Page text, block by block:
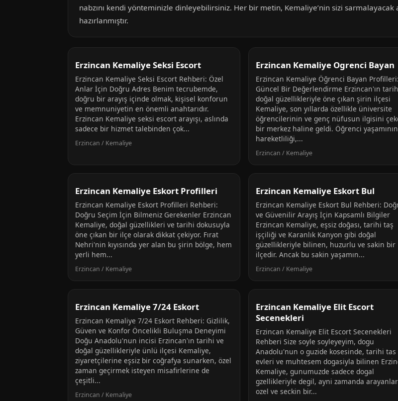
nabzını kendi yönteminizle dinleyebilirsiniz. Her bir metin, Kemaliye’nin sizi
hazırlanmıştır.
Erzincan Kemaliye Seksi Escort
Erzincan Kemaliye Seksi Escort Rehberi: Özel
Anlar İçin Doğru Adres Benim tecrubemde,
doğru bir arayış içinde olmak, kişisel konforun
ve memnuniyetin en önemli anahtarıdır.
Erzincan Kemaliye seksi escort arayışı, aslında
sadece bir hizmet talebinden çok...
Erzincan / Kemaliye
Erzincan Kemaliye Ogrenci Bayan
Erzincan Kemaliye Öğrenci Bayan Profilleri:
Güncel Bir Değerlendirme Erzincan'ın
doğal güzellikleriyle öne çıkan şirin ilçesi
Kemaliye, son yıllarda özellikle üniversite
öğrencilerinin ve genç nüfusun ilgisini
bir merkez haline geldi. Öğrenci yaşamının
hareketliliği,...
Erzincan / Kemaliye
Erzincan Kemaliye Eskort Profilleri
Erzincan Kemaliye Eskort Profilleri Rehberi:
Doğru Seçim İçin Bilmeniz Gerekenler Erzincan
Kemaliye, doğal güzellikleri ve tarihi dokusuyla
öne çıkan bir ilçe olarak dikkat çekiyor. Fırat
Nehri'nin kıyısında yer alan bu şirin bölge, hem
yerli hem...
Erzincan / Kemaliye
Erzincan Kemaliye Eskort Bul
Erzincan Kemaliye Eskort Bul Rehberi:
ve Güvenilir Arayış İçin Kapsamlı Bilgiler
Erzincan Kemaliye, eşsiz doğası, tarihi taş
işçiliği ve Karanlık Kanyon gibi doğal
güzellikleriyle bilinen, huzurlu ve sakin bir
ilçedir. Ancak bu sakin yaşamın...
Erzincan / Kemaliye
Erzincan Kemaliye 7/24 Eskort
Erzincan Kemaliye 7/24 Eskort Rehberi: Gizlilik,
Güven ve Konfor Öncelikli Buluşma Deneyimi
Doğu Anadolu'nun incisi Erzincan'ın tarihi ve
doğal güzellikleriyle ünlü ilçesi Kemaliye,
ziyaretçilerine eşsiz bir coğrafya sunarken, özel
zaman geçirmek isteyen misafirlerine de
çeşitli...
Erzincan / Kemaliye
Erzincan Kemaliye Elit Escort
Secenekleri
Erzincan Kemaliye Elit Escort Secenekleri
Rehberi Size soyle soyleyeyim, dogu
Anadolu'nun o guzide kosesinde, tarihi tas
evleri ve muhtesem dogasiyla bilinen
Kemaliye, gunumuzde sadece dogal
gzellikleriyle degil, ayni zamanda
ozel ve seckin bir...